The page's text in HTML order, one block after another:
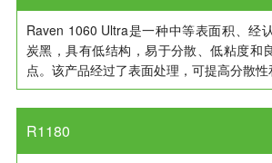
Raven 1060 Ultra是一种中等表面积、经
炭黑，具有低结构，易于分散、低粘度和
点。该产品经过了表面处理，可提高分散性
R1180